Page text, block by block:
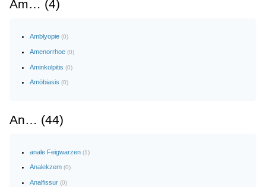
Am… (4)
Amblyopie (0)
Amenorrhoe (0)
Aminkolpitis (0)
Amöbiasis (0)
An… (44)
anale Feigwarzen (1)
Analekzem (0)
Analfissur (0)